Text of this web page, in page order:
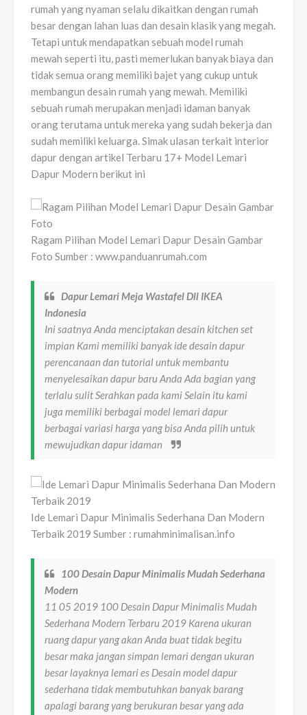
rumah yang nyaman selalu dikaitkan dengan rumah
besar dengan lahan luas dan desain klasik yang megah.
Tetapi untuk mendapatkan sebuah model rumah
mewah seperti itu, pasti memerlukan banyak biaya dan
tidak semua orang memiliki bajet yang cukup untuk
membangun desain rumah yang mewah. Memiliki
sebuah rumah merupakan menjadi idaman banyak
orang terutama untuk mereka yang sudah bekerja dan
sudah memiliki keluarga. Simak ulasan terkait interior
dapur dengan artikel Terbaru 17+ Model Lemari
Dapur Modern berikut ini
Ragam Pilihan Model Lemari Dapur Desain Gambar
Foto Sumber : www.panduanrumah.com
Dapur Lemari Meja Wastafel Dll IKEA
Indonesia
Ini saatnya Anda menciptakan desain kitchen set
impian Kami memiliki banyak ide desain dapur
perencanaan dan tutorial untuk membantu
menyelesaikan dapur baru Anda Ada bagian yang
terlalu sulit Serahkan pada kami Selain itu kami
juga memiliki berbagai model lemari dapur
berbagai variasi harga yang bisa Anda pilih untuk
mewujudkan dapur idaman
Ide Lemari Dapur Minimalis Sederhana Dan Modern
Terbaik 2019 Sumber : rumahminimalisan.info
100 Desain Dapur Minimalis Mudah Sederhana
Modern
11 05 2019 100 Desain Dapur Minimalis Mudah
Sederhana Modern Terbaru 2019 Karena ukuran
ruang dapur yang akan Anda buat tidak begitu
besar maka jangan simpan lemari dengan ukuran
besar layaknya lemari es Desain model dapur
sederhana tidak membutuhkan banyak barang
apalagi barang yang berukuran besar yang ada